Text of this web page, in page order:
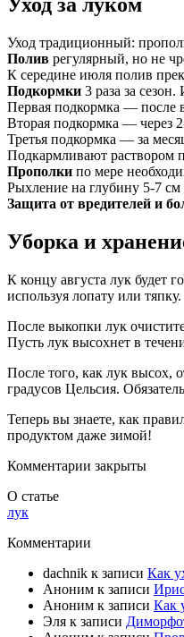
Уход традиционный:
Полив регулярный, но не
К середине июля полив
Подкормки 3 раза за
Первая подкормка — после
Вторая подкормка — через
Третья подкормка — за
Подкармливают раствором
Прополки по мере
Рыхление на глубину 5-7 см
Защита от вредителей и
Уборка и
К концу августа лук будет
используя лопату или
После выкопки лук
Пусть лук высохнет в
После того, как лук высох,
градусов Цельсия.
Теперь вы знаете, как
продуктом даже зимой!
Комментарии закрыты
О статье
лук
Комментарии
dachnik к записи Как
Аноним к записи
Аноним к записи Как
Эля к записи